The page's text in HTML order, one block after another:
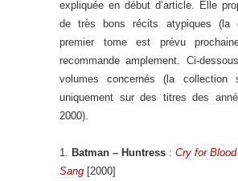
expliquée en début d’article. Elle
de très bons récits atypiques (la
premier tome est prévu
recommande amplement. Ci-
volumes concernés (la collection
uniquement sur des titres des
2000).
1. Batman – Huntress : Cry for Blood
Sang [2000]